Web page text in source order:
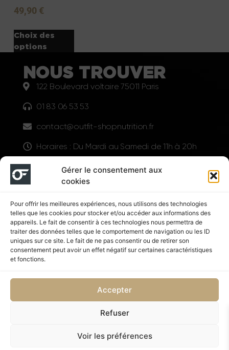
Gérer le consentement aux
cookies
Pour offrir les meilleures expériences, nous utilisons des technologies
telles que les cookies pour stocker et/ou accéder aux informations des
appareils. Le fait de consentir à ces technologies nous permettra de
traiter des données telles que le comportement de navigation ou les ID
uniques sur ce site. Le fait de ne pas consentir ou de retirer son
consentement peut avoir un effet négatif sur certaines caractéristiques
et fonctions.
Accepter
Refuser
Voir les préférences
49,90 €
Choix des
options
NOUS TROUVER
122 Boulevard voltaire 75011 Paris
01 83 06 53 53
contact@outfit-shopnutrition.fr
Horaires : Du Mardi au Samedi de 11h à 20h
LIENS UTILES